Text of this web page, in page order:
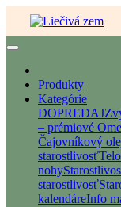
Produkty
Kategórie
DOPREDAJ
– prémiové
Čajovníkový
starostlivosť
nohy
starostlivosť
kalendáreInfo